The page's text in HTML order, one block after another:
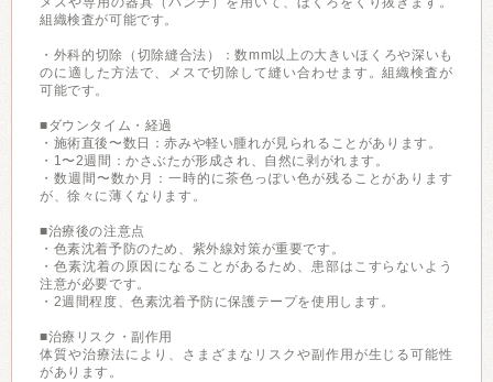
組織検査が可能です。
・外科的切除（切除縫合法）：数mm以上の大きいほくろや深いも
のに適した方法で、メスで切除して縫い合わせます。組織検査が
可能です。
■ダウンタイム・経過
・施術直後〜数日：赤みや軽い腫れが見られることがあります。
・1〜2週間：かさぶたが形成され、自然に剥がれます。
・数週間〜数か月：一時的に茶色っぽい色が残ることがあります
が、徐々に薄くなります。
■治療後の注意点
・色素沈着予防のため、紫外線対策が重要です。
・色素沈着の原因になることがあるため、患部はこすらないよう
注意が必要です。
・2週間程度、色素沈着予防に保護テープを使用します。
■治療リスク・副作用
体質や治療法により、さまざまなリスクや副作用が生じる可能性
があります。